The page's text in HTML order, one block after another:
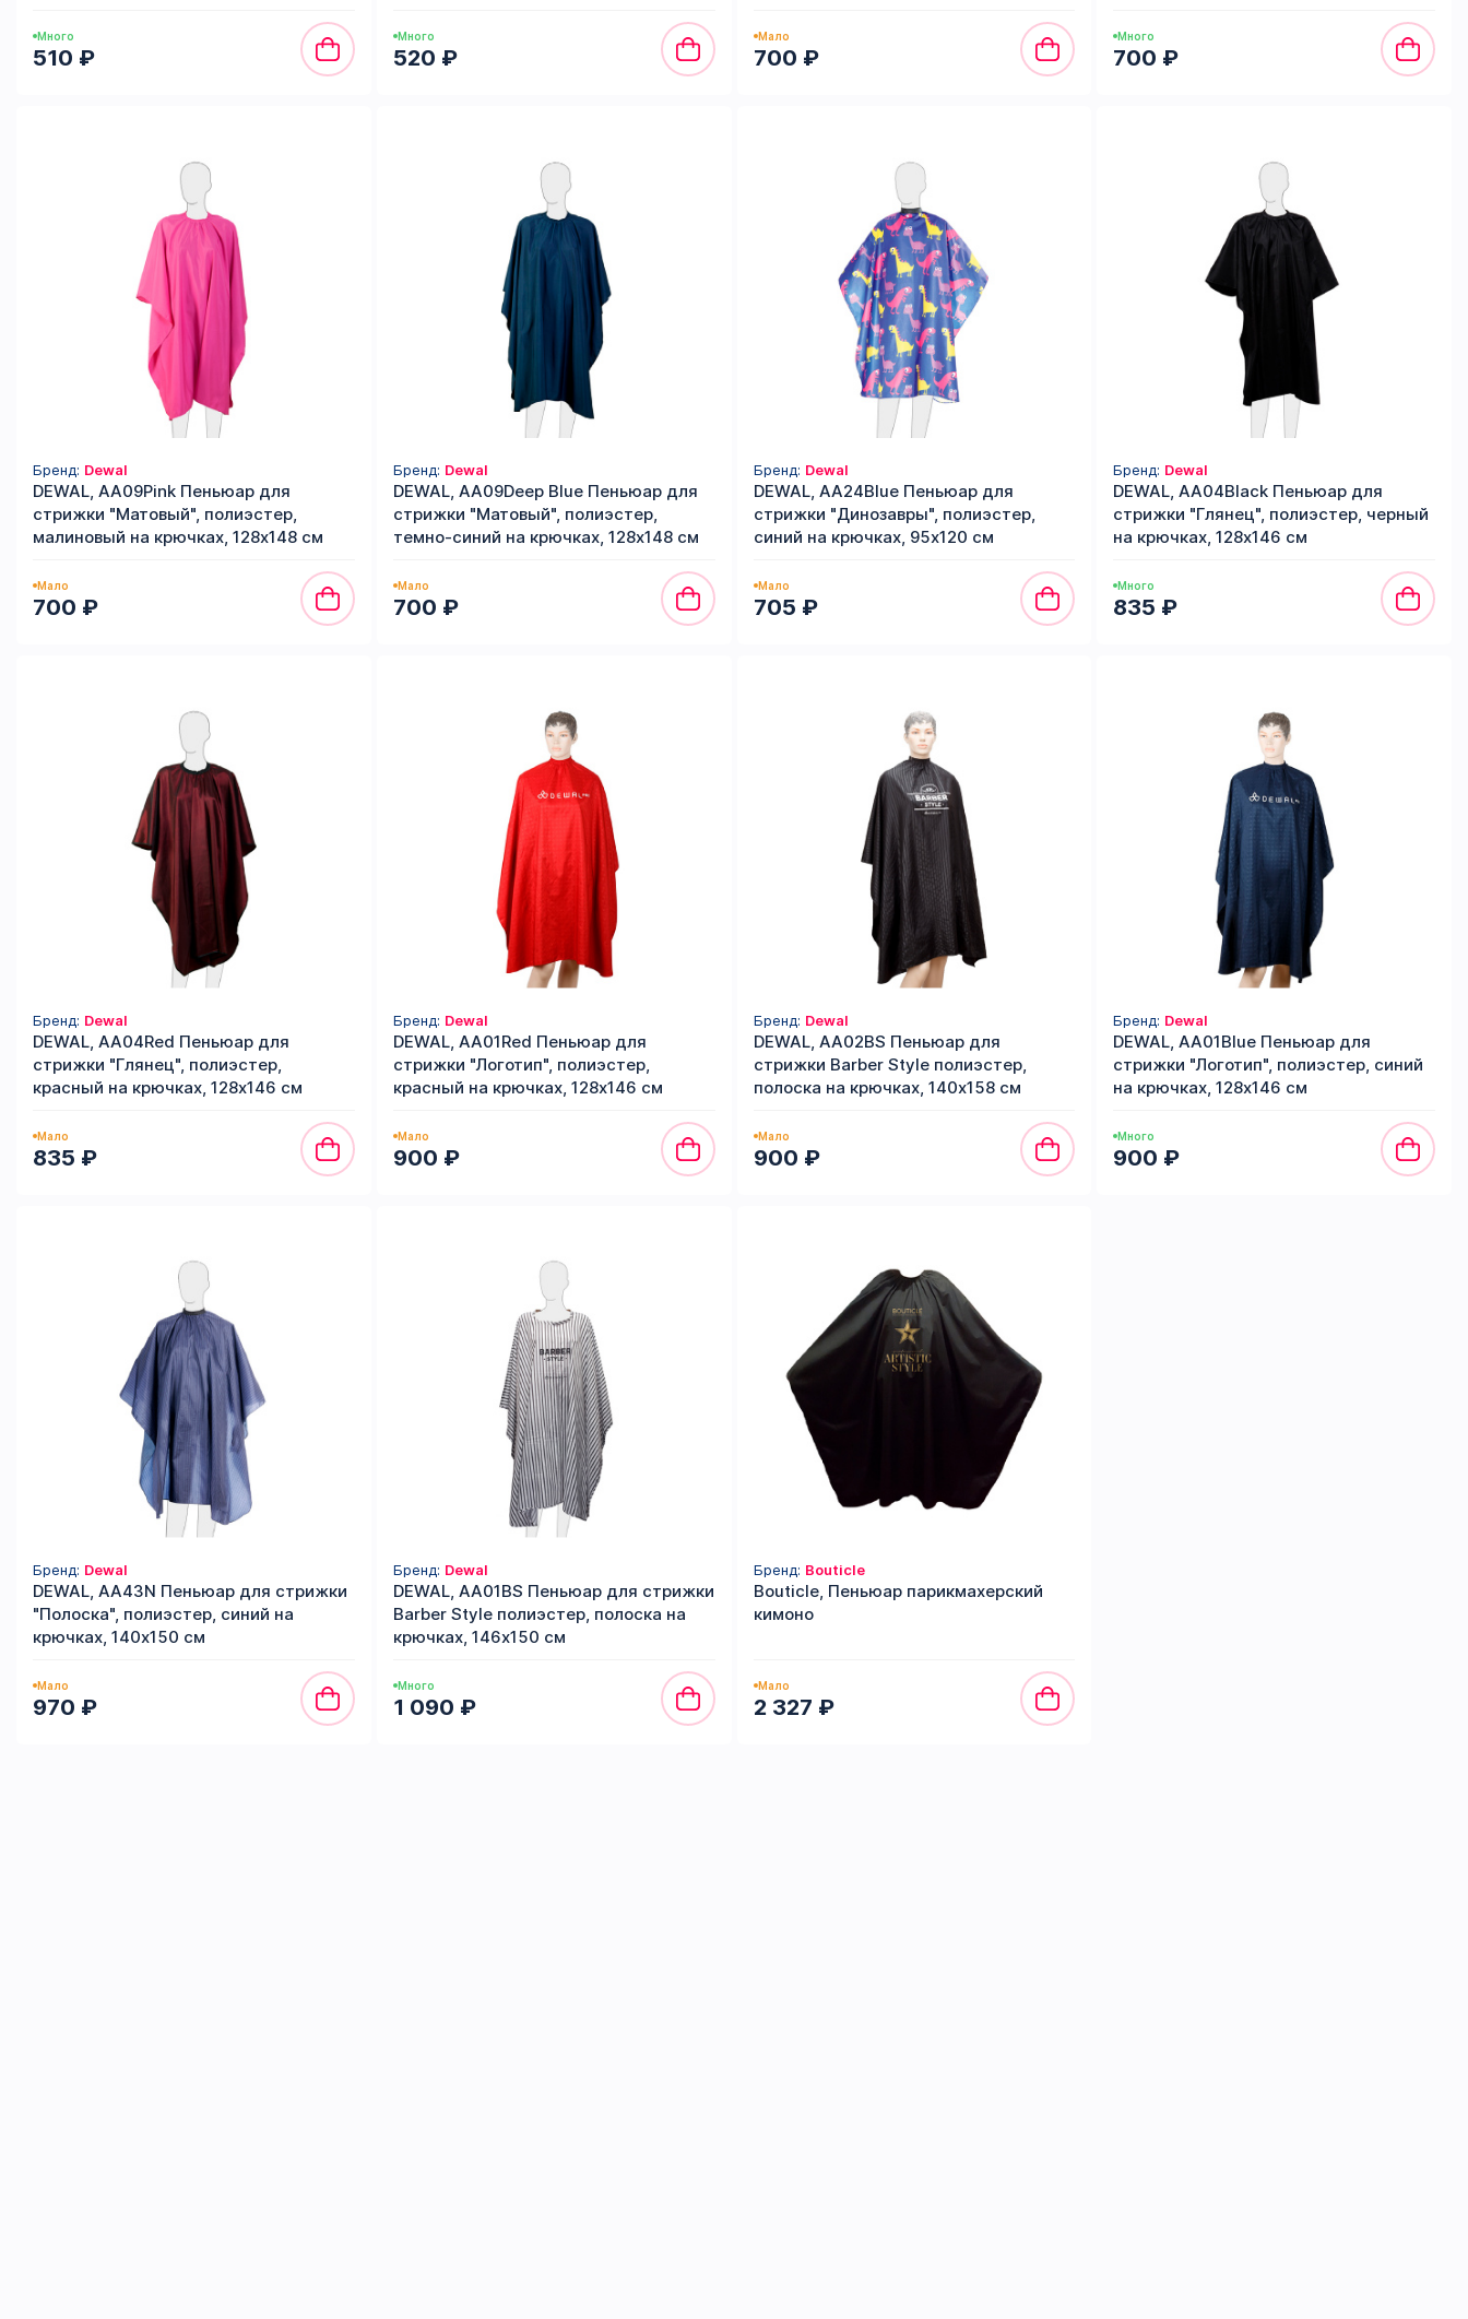
Много
510 ₽
Много
520 ₽
Мало
700 ₽
Много
700 ₽
Бренд: Dewal
DEWAL, AA09Pink Пеньюар для
стрижки "Матовый", полиэстер,
малиновый на крючках, 128х148 см
Мало
700 ₽
Бренд: Dewal
DEWAL, AA09Deep Blue Пеньюар для
стрижки "Матовый", полиэстер,
темно-синий на крючках, 128х148 см
Мало
700 ₽
Бренд: Dewal
DEWAL, AA24Blue Пеньюар для
стрижки "Динозавры", полиэстер,
синий на крючках, 95х120 см
Мало
705 ₽
Бренд: Dewal
DEWAL, AA04Black Пеньюар для
стрижки "Глянец", полиэстер, черный
на крючках, 128х146 см
Много
835 ₽
Бренд: Dewal
DEWAL, AA04Red Пеньюар для
стрижки "Глянец", полиэстер,
красный на крючках, 128х146 см
Мало
835 ₽
Бренд: Dewal
DEWAL, AA01Red Пеньюар для
стрижки "Логотип", полиэстер,
красный на крючках, 128х146 см
Мало
900 ₽
Бренд: Dewal
DEWAL, AA02BS Пеньюар для
стрижки Barber Style полиэстер,
полоска на крючках, 140х158 см
Мало
900 ₽
Бренд: Dewal
DEWAL, AA01Blue Пеньюар для
стрижки "Логотип", полиэстер, синий
на крючках, 128х146 см
Много
900 ₽
Бренд: Dewal
DEWAL, AA43N Пеньюар для стрижки
"Полоска", полиэстер, синий на
крючках, 140х150 см
Мало
970 ₽
Бренд: Dewal
DEWAL, AA01BS Пеньюар для стрижки
Barber Style полиэстер, полоска на
крючках, 146х150 см
Много
1 090 ₽
Бренд: Bouticle
Bouticle, Пеньюар парикмахерский
кимоно
Мало
2 327 ₽